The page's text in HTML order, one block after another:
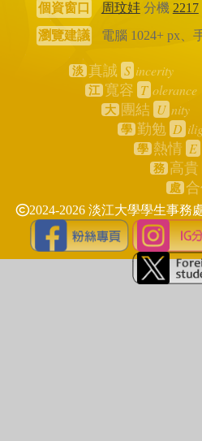
個資窗口 周玟妦分機 2217
瀏覽建議
電腦 1024+ px、
淡 真誠 S incerity
江 寬容 T olerance
大 團結 U nity
學 勤勉 D
學 熱情 E
務 高貴
處
2024-2026 淡江大學學生事務